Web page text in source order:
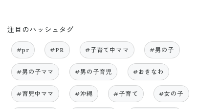
注目のハッシュタグ
#pr #PR #子育て中ママ #男の子
#男の子ママ #男の子育児 #おきなわ
#育児中ママ #沖縄 #子育て #女の子